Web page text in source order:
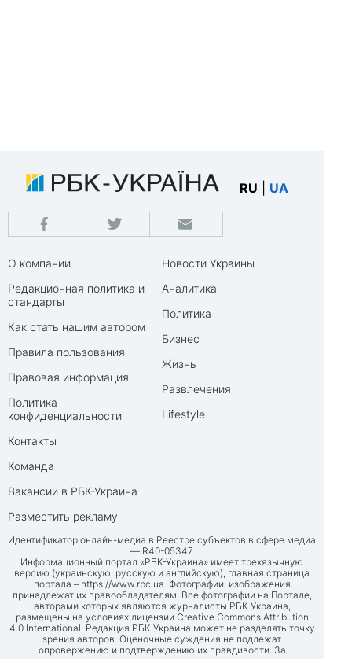
RU UA
О компании
Редакционная политика и
стандарты
Как стать нашим автором
Правила пользования
Правовая информация
Политика
конфиденциальности
Контакты
Команда
Вакансии в РБК-Украина
Разместить рекламу
Новости Украины
Аналитика
Политика
Бизнес
Жизнь
Развлечения
Lifestyle
Идентификатор онлайн-медиа в Реестре субъектов в сфере медиа
— R40-05347
Информационный портал «РБК-Украина» имеет трехязычную
версию (украинскую, русскую и английскую), главная страница
портала – https://www.rbc.ua. Фотографии, изображения
принадлежат их правообладателям. Все фотографии на Портале,
авторами которых являются журналисты РБК-Украина,
размещены на условиях лицензии Creative Commons Attribution
4.0 International. Редакция РБК-Украина может не разделять точку
зрения авторов. Оценочные суждения не подлежат
опровержению и подтверждению их правдивости. За